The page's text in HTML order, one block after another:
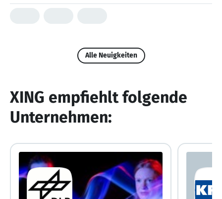
Alle Neuigkeiten
XING empfiehlt folgende
Unternehmen: